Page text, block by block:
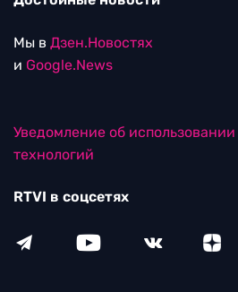
Мы в Дзен.Новостях
и Google.News
Уведомление об
технологий
RTVI в соцсетях